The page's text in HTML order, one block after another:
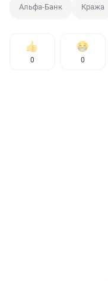
Альфа-Банк Кража
0 0